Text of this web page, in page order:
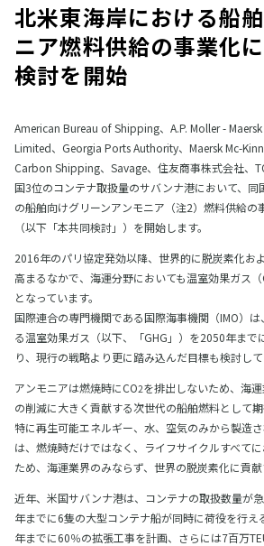
北米東海岸における船
ニア燃料供給の事業化
検討を開始
American Bureau of Shipping、A.P. Moller -
Limited、Georgia Ports Authority、Maersk Mc-
Carbon Shipping、Savage、住友商事株式会社、
国3位のコンテナ取扱量のサバンナ港において、同
の船舶向けグリーンアンモニア（注2）燃料供給の
（以下「本共同検討」）を開始します。
2016年のパリ協定発効以降、世界的に脱炭素化お
高まるなかで、海運分野においても温室効果ガス
となっています。
国際連合の専門機関である国際海事機関（IMO）
る温室効果ガス（以下、「GHG」）を2050年まで
り、現行の戦略より更に踏み込んだ目標も検討して
アンモニアは燃焼時にCO2を排出しないため、海
の削減に大きく貢献する次世代の船舶燃料として期
特に再生可能エネルギー、水、空気のみから製造
は、燃焼時だけではなく、ライフサイクルすべて
ため、海運業界のみならず、世界の脱炭素化に貢献
近年、米国サバンナ港は、コンテナの取扱数量が
年までに6隻の大型コンテナ船が同時に荷役を行
年までに60％の拡張工事を計画、さらには7百万